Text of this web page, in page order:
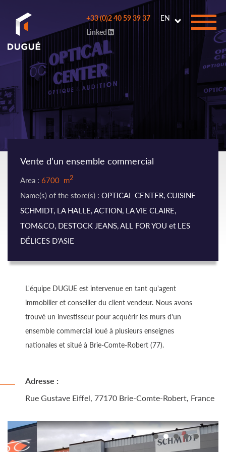
Go to
main
content
EN
+33 (0)2 40 59 39 37
Linked
Vente d’un ensemble commercial
Area : 6700 m2
Name(s) of the store(s) : OPTICAL CENTER, CUISINE
SCHMIDT, LA HALLE, ACTION, LA VIE CLAIRE,
TOM&CO, DESTOCK JEANS, ALL FOR YOU et LES
DÉLICES D'ASIE
L'équipe DUGUE est intervenue en tant qu'agent
immobilier et conseiller du client vendeur. Nous avons
trouvé un investisseur pour acquérir les murs d'un
ensemble commercial loué à plusieurs enseignes
nationales et situé à Brie-Comte-Robert (77).
Adresse :
Rue Gustave Eiffel, 77170 Brie-Comte-Robert, France
1 2 3 4 5